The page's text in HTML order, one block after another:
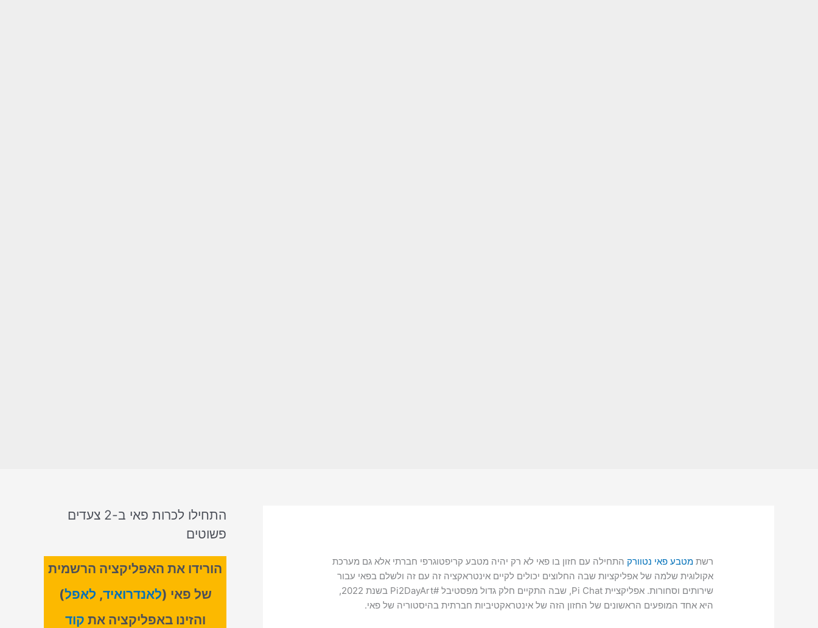
רשתמטבע פאי נטוורק התחילה עם חזון בו פאי לא רק יהיה מטבע קריפטוגרפי חברתי אלא גם מערכת
אקולוגית שלמה של אפליקציות שבה החלוצים יכולים לקיים אינטראקציה זה עם זה ולשלם בפאי עבור
שירותים וסחורות. אפליקציית Pi Chat, שבה התקיים חלק גדול מפסטיבל #Pi2DayArt בשנת 2022,
היא אחד המופעים הראשונים של החזון הזה של אינטראקטיביות חברתית בהיסטוריה של פאי.
התחילו לכרות פאי ב-2 צעדים
פשוטים
הורידו את האפליקציה הרשמית
של פאי (לאנדרואיד, לאפל)
והזינו באפליקציה את קוד